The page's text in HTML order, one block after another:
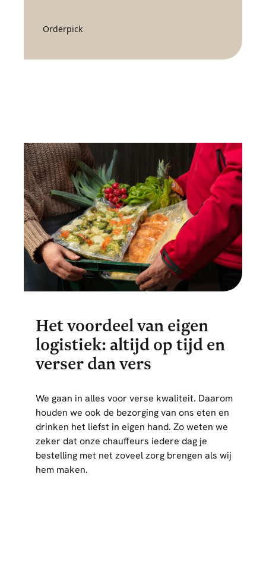
Orderpick
Het voordeel van eigen
logistiek: altijd op tijd en
verser dan vers
We gaan in alles voor verse kwaliteit. Daarom
houden we ook de bezorging van ons eten en
drinken het liefst in eigen hand. Zo weten we
zeker dat onze chauffeurs iedere dag je
bestelling met net zoveel zorg brengen als wij
hem maken.